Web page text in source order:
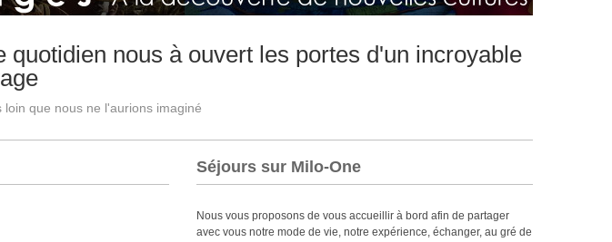
nous à ouvert les portes d'un incroyable
que nous ne l'aurions imaginé
Séjours sur Milo-One
Nous vous proposons de vous accueillir à bord afin de partager
avec vous notre mode de vie, notre expérience, échanger, au gré de